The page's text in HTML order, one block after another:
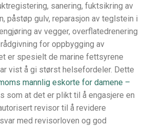
sanering, fuktsikring av
påstøp gulv, reparasjon av teglstein i
av vegger, overflatedrenering
for oppbygging av
er spesielt de marine fettsyrene
vist å gi størst helsefordeler. Dette
mannlig eskorte for damene –
som at det er plikt til å engasjere en
revisor til å revidere
med revisorloven og god